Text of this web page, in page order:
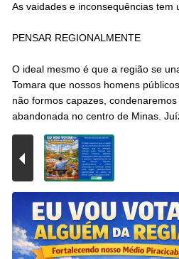
As vaidades e inconsequências tem
PENSAR REGIONALMENTE
O ideal mesmo é que a região se
Tomara que nossos homens
não formos capazes,
abandonada no centro de Minas.